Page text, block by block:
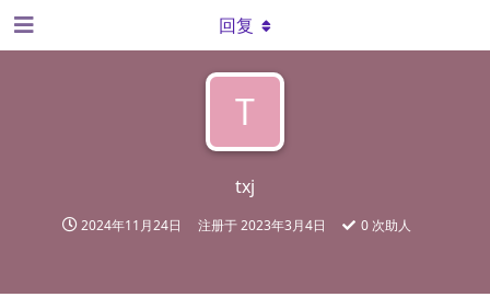
T
txj
2024年11月24日 注册于2023年3月4日 0 次助人
回复